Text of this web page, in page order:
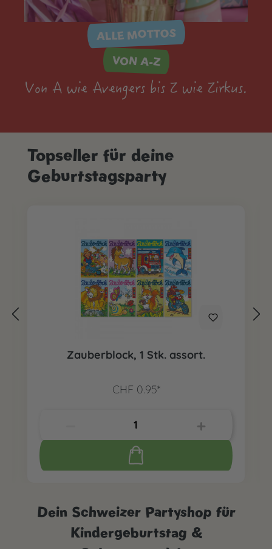
ALLE MOTTOS
VON A-Z
Von A wie Avengers bis Z wie Zirkus.
Produktgalerie überspringen
Topseller für deine
Geburtstagsparty
Zauberblock, 1 Stk. assort.
CHF 0.95*
Dein Schweizer Partyshop für
Kindergeburtstag &